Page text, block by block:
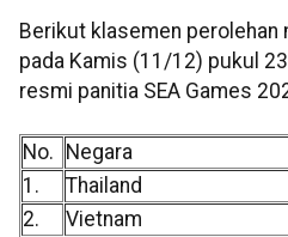
Berikut klasemen perolehan
pada Kamis (11/12) pukul
resmi panitia SEA Games
No. Negara
1.
Thailand
2.
Vietnam